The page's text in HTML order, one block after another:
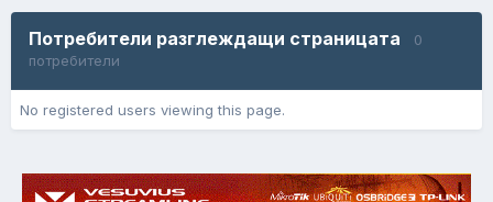
Потребители разглеждащи страницата
0
потребители
No registered users viewing this page.